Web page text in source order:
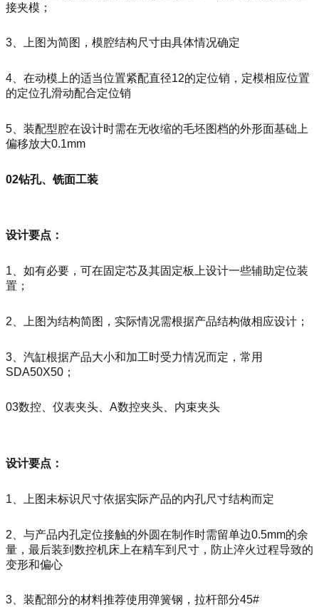
接夹模；
3、上图为简图，模腔结构尺寸由具体情况确定
4、在动模上的适当位置紧配直径12的定位销，定模相应位置
的定位孔滑动配合定位销
5、装配型腔在设计时需在无收缩的毛坯图档的外形面基础上
偏移放大0.1mm
02钻孔、铣面工装
设计要点：
1、如有必要，可在固定芯及其固定板上设计一些辅助定位装
置；
2、上图为结构简图，实际情况需根据产品结构做相应设计；
3、汽缸根据产品大小和加工时受力情况而定，常用
SDA50X50；
03数控、仪表夹头、A数控夹头、内束夹头
设计要点：
1、上图未标识尺寸依据实际产品的内孔尺寸结构而定
2、与产品内孔定位接触的外圆在制作时需留单边0.5mm的余
量，最后装到数控机床上在精车到尺寸，防止淬火过程导致的
变形和偏心
3、装配部分的材料推荐使用弹簧钢，拉杆部分45#